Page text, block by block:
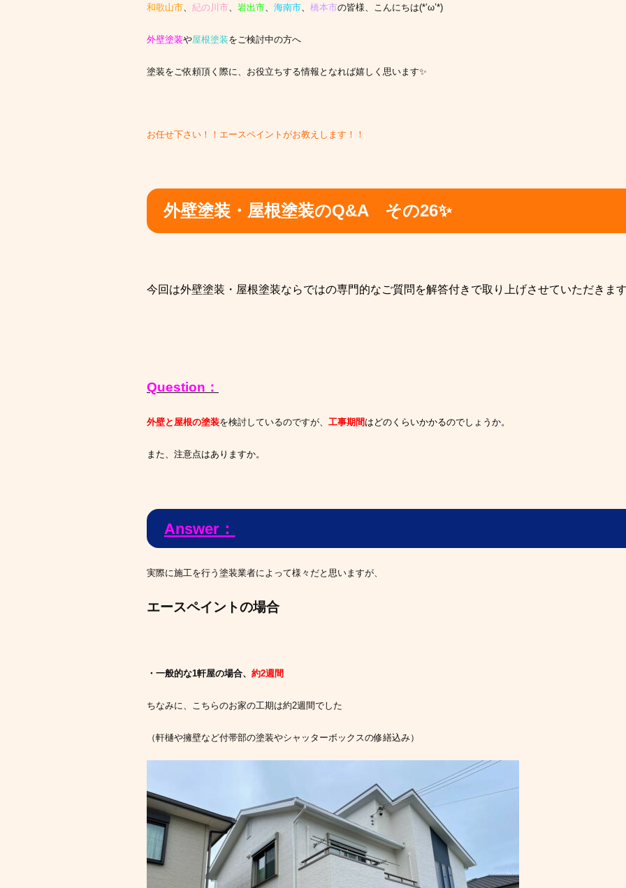
和歌山市 紀の川市 岩出市 海南市 橋本市の皆様、こんにちは(*’ω’*)
外壁塗装や屋根塗装をご検討中の方へ
塗装をご依頼頂く際に、お役立ちする情報となれば嬉しく思います✨
お任せ下さい！！エースペイントがお教えします！！
外壁塗装・屋根塗装のQ&A その26✨
今回は外壁塗装・屋根塗装ならではの専門的なご質問を解答付きで取り上げさせていただきま
Question：
外壁と屋根の塗装を検討しているのですが、 工事期間 はどのくらいかかるのでしょうか。
また、注意点はありますか。
Answer：
実際に施工を行う塗装業者によって様々だと思いますが、
エースペイントの場合
・一般的な1軒屋の場合、 約2週間
ちなみに、こちらのお家の工期は約2週間でした
（軒樋や擁壁など付帯部の塗装やシャッターボックスの修繕込み）